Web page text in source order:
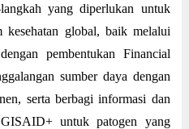
yang diperlukan untuk
kesehatan global, baik melalui
pembentukan Financial
sumber daya dengan
serta berbagi informasi dan
untuk patogen yang